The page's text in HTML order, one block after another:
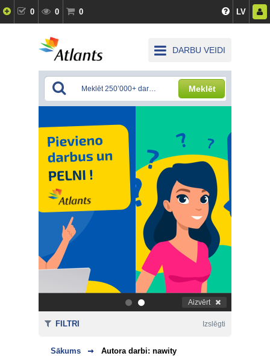
0 0 0 LV
DARBU VEIDI
Meklēt
. Aizvērt
Sākums Autora darbi: nawity
FILTRI Izslēgti